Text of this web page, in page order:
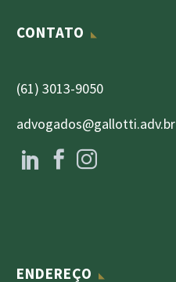
CONTATO
(61) 3013-9050
advogados@gallotti.adv.br
ENDEREÇO